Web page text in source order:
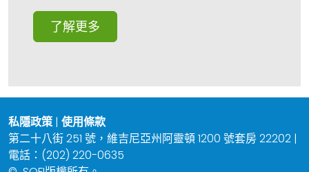
了解更多
私隱政策| 使用條款
第二十八街 251 號，維吉尼亞州阿靈頓 1200 號套房 22202 |
電話：(202) 220-0635